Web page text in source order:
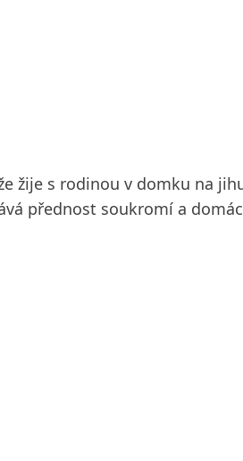
žije s rodinou v domku na
přednost soukromí a